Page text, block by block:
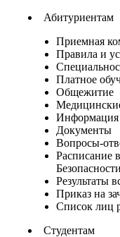
Абитуриентам
Приемная
Правила и
Платное
Общежитие
Информация
Документы
Вопросы-
Расписание
Безопасности
Результаты
Приказ на
Список лиц
Студентам